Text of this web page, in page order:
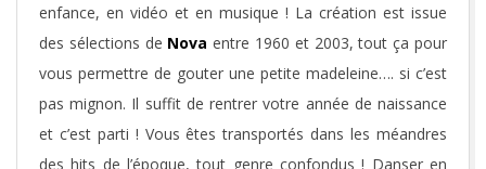
enfance, en vidéo et en musique ! La création est issue
des sélections de Nova entre 1960 et 2003, tout ça pour
vous permettre de gouter une petite madeleine…. si c’est
pas mignon. Il suffit de rentrer votre année de naissance
et c’est parti ! Vous êtes transportés dans les méandres
des hits de l’époque, tout genre confondus ! Danser en